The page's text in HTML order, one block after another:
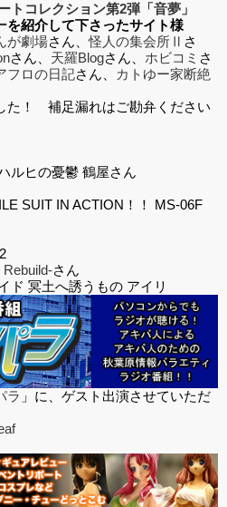
トコレクション第2弾「音夢」
を紹介して下さったサイト様
が劇場さん、怪人の集会所Ⅱ さ
さん、 天羅Blogさん、 ホビコミ さ
フロの日記さん、
カトゆー家断絶
た！ 補足漏れはご勘弁ください
ルヒの憂鬱 鶴屋さん
SUIT IN ACTION！！ MS-06F
さん
ド 冥土へ誘うもの アイリ
ラ 」に、ゲスト出演させていただ